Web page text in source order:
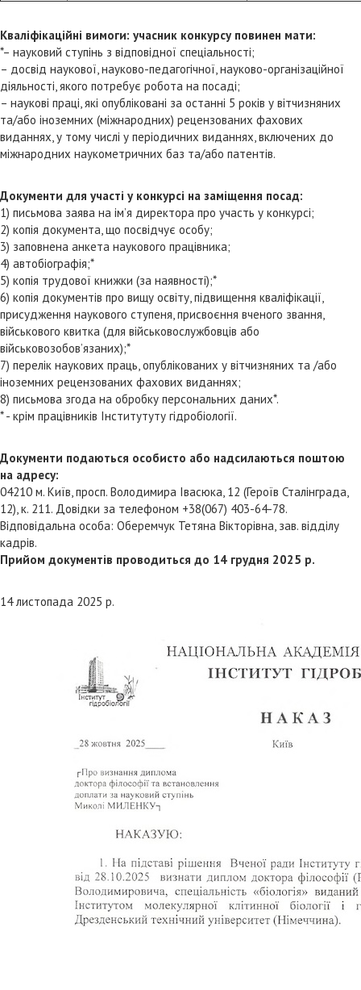
Кваліфікаційні вимоги: учасник конкурсу повинен мати:
*– науковий ступінь з відповідної спеціальності;
– досвід наукової, науково-педагогічної, науково-організаційної
діяльності, якого потребує робота на посаді;
– наукові праці, які опубліковані за останні 5 років у вітчизняних
та/або іноземних (міжнародних) рецензованих фахових
виданнях, у тому числі у періодичних виданнях, включених до
міжнародних наукометричних баз та/або патентів.
Документи для участі у конкурсі на заміщення посад:
1) письмова заява на ім’я директора про участь у конкурсі;
2) копія документа, що посвідчує особу;
3) заповнена анкета наукового працівника;
4) автобіографія;*
5) копія трудової книжки (за наявності);*
6) копія документів про вищу освіту, підвищення кваліфікації,
присудження наукового ступеня, присвоєння вченого звання,
військового квитка (для військовослужбовців або
військовозобов’язаних);*
7) перелік наукових праць, опублікованих у вітчизняних та /або
іноземних рецензованих фахових виданнях;
8) письмова згода на обробку персональних даних*.
* - крім працівників Інститутуту гідробіології.
Документи подаються особисто або надсилаються поштою
на адресу:
04210 м. Київ, просп. Володимира Івасюка, 12 (Героїв Сталінграда,
12), к. 211. Довідки за телефоном +38(067) 403-64-78.
Відповідальна особа: Оберемчук Тетяна Вікторівна, зав. відділу
кадрів.
Прийом документів проводиться до 14 грудня 2025 р.
14 листопада 2025 р.